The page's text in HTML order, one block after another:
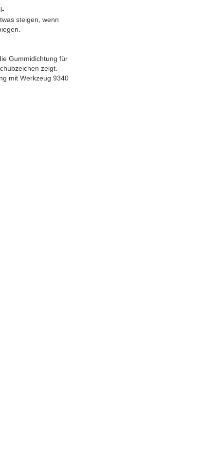
steigen, wenn
Gummidichtung für
zeigt.
mit Werkzeug 9340